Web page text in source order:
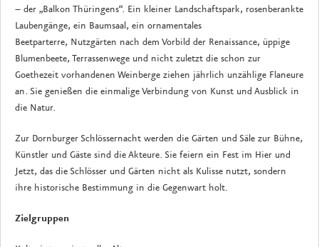
– der „Balkon Thüringens“. Ein kleiner Landschaftspark, rosenberankte
Laubengänge, ein Baumsaal, ein ornamentales
Beetparterre, Nutzgärten nach dem Vorbild der Renaissance, üppige
Blumenbeete, Terrassenwege und nicht zuletzt die schon zur
Goethezeit vorhandenen Weinberge ziehen jährlich unzählige Flaneure
an. Sie genießen die einmalige Verbindung von Kunst und Ausblick in
die Natur.
Zur Dornburger Schlössernacht werden die Gärten und Säle zur Bühne,
Künstler und Gäste sind die Akteure. Sie feiern ein Fest im Hier und
Jetzt, das die Schlösser und Gärten nicht als Kulisse nutzt, sondern
ihre historische Bestimmung in die Gegenwart holt.
Zielgruppen